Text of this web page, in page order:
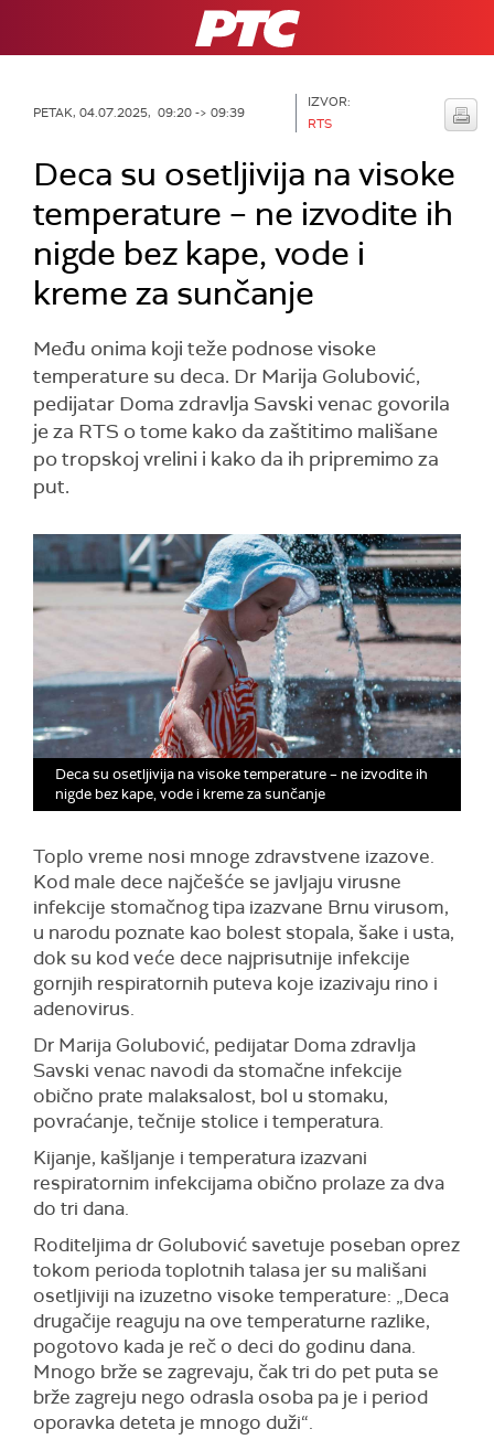
RTS
PETAK, 04.07.2025, 09:20 -> 09:39
IZVOR:
RTS
Deca su osetljivija na visoke
temperature – ne izvodite ih
nigde bez kape, vode i
kreme za sunčanje
Među onima koji teže podnose visoke
temperature su deca. Dr Marija Golubović,
pedijatar Doma zdravlja Savski venac govorila
je za RTS o tome kako da zaštitimo mališane
po tropskoj vrelini i kako da ih pripremimo za
put.
Deca su osetljivija na visoke temperature – ne izvodite ih
nigde bez kape, vode i kreme za sunčanje
Toplo vreme nosi mnoge zdravstvene izazove.
Kod male dece najčešće se javljaju virusne
infekcije stomačnog tipa izazvane Brnu virusom,
u narodu poznate kao bolest stopala, šake i usta,
dok su kod veće dece najprisutnije infekcije
gornjih respiratornih puteva koje izazivaju rino i
adenovirus.
Dr Marija Golubović, pedijatar Doma zdravlja
Savski venac navodi da stomačne infekcije
obično prate malaksalost, bol u stomaku,
povraćanje, tečnije stolice i temperatura.
Kijanje, kašljanje i temperatura izazvani
respiratornim infekcijama obično prolaze za dva
do tri dana.
Roditeljima dr Golubović savetuje poseban oprez
tokom perioda toplotnih talasa jer su mališani
osetljiviji na izuzetno visoke temperature: „Deca
drugačije reaguju na ove temperaturne razlike,
pogotovo kada je reč o deci do godinu dana.
Mnogo brže se zagrevaju, čak tri do pet puta se
brže zagreju nego odrasla osoba pa je i period
oporavka deteta je mnogo duži“.